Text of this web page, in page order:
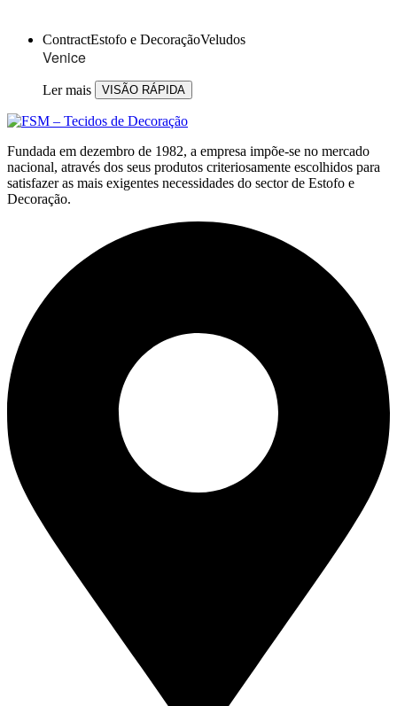
ContractEstofo e DecoraçãoVeludos
Venice
Ler mais VISÃO RÁPIDA
Fundada em dezembro de 1982, a empresa impõe-se no mercado
nacional, através dos seus produtos criteriosamente escolhidos para
satisfazer as mais exigentes necessidades do sector de Estofo e
Decoração.